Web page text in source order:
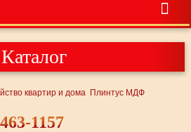
Каталог
квартир и дома Плинтус МДФ
1157